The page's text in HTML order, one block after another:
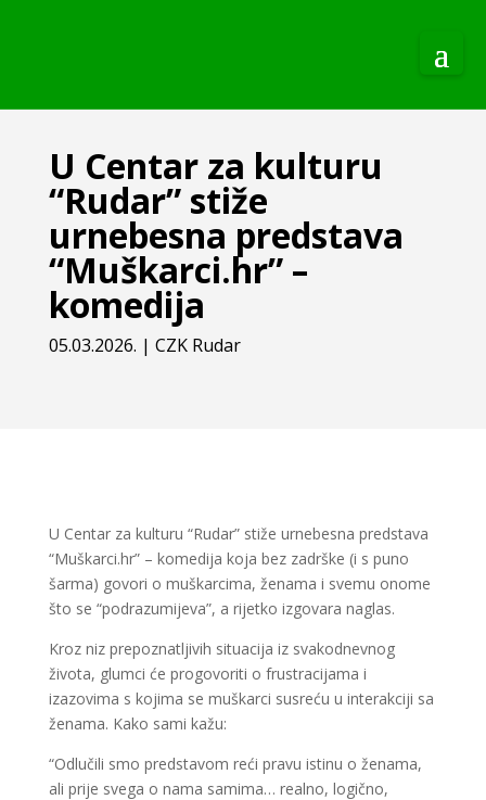
U Centar za kulturu
“Rudar” stiže
urnebesna predstava
“Muškarci.hr” –
komedija
05.03.2026. | CZK Rudar
U Centar za kulturu “Rudar” stiže urnebesna predstava
“Muškarci.hr” – komedija koja bez zadrške (i s puno
šarma) govori o muškarcima, ženama i svemu onome
što se “podrazumijeva”, a rijetko izgovara naglas.
Kroz niz prepoznatljivih situacija iz svakodnevnog
života, glumci će progovoriti o frustracijama i
izazovima s kojima se muškarci susreću u interakciji sa
ženama. Kako sami kažu:
“Odlučili smo predstavom reći pravu istinu o ženama,
ali prije svega o nama samima… realno, logično,